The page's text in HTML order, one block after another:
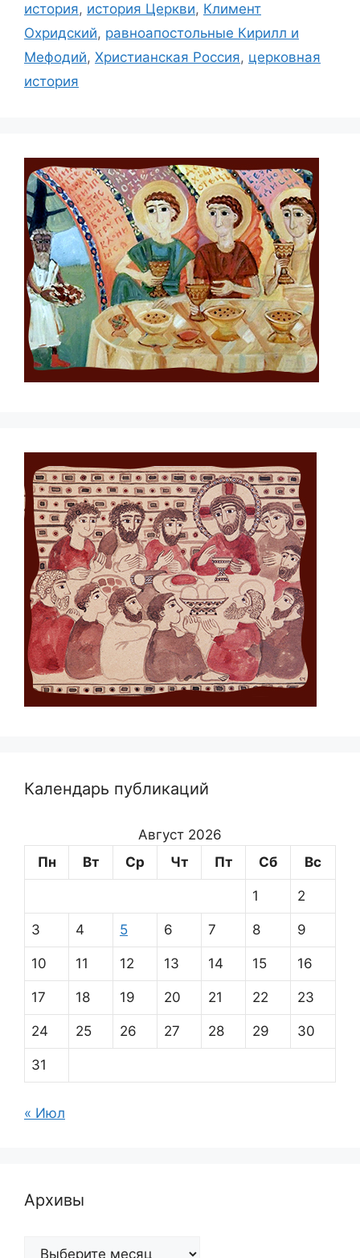
история, история Церкви, Климент
Охридский, равноапостольные Кирилл и
Мефодий, Христианская Россия, церковная
история
Календарь публикаций
Август 2026
Пн
Вт Ср Чт Пт Сб Вс
1 2
3 4 5 6 7 8 9
10 11 12 13 14 15 16
17 18 19 20 21 22 23
24 25 26 27 28 29 30
31
« Июл
Архивы
Архивы